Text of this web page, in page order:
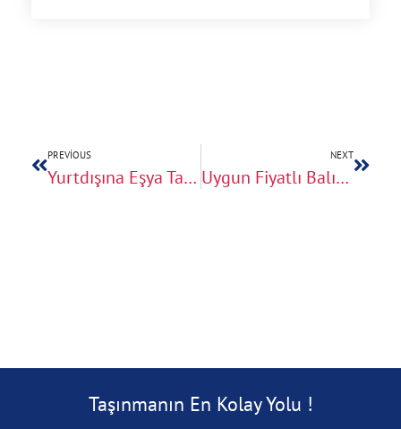
PREVIOUS
Yurtdışına Eşya Taşıma Maliyetini Düşürmenin 5 Yolu
NEXT
Uygun Fiyatlı Balıkesir Yurtdışı Eşya Taşıma Seçenekleri
Taşınmanın En Kolay Yolu !